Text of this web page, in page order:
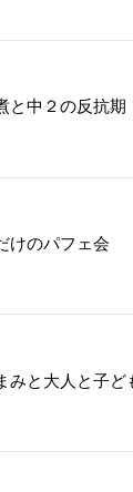
中２の反抗期
のパフェ会
と大人と子ど